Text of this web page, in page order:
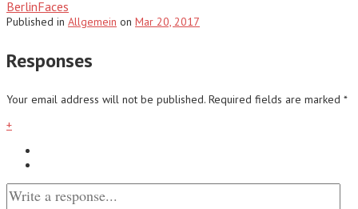
BerlinFaces
Published in Allgemein on Mar 20, 2017
Responses
Your email address will not be published. Required fields are marked *
+